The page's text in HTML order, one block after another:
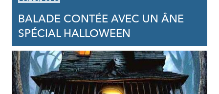
BALADE CONTÉE AVEC UN ÂNE
SPÉCIAL HALLOWEEN